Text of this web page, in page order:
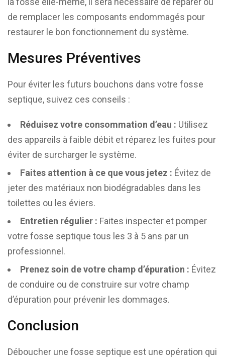
de remplacer les composants endommagés pour
restaurer le bon fonctionnement du système.
Mesures Préventives
Pour éviter les futurs bouchons dans votre fosse
septique, suivez ces conseils :
Réduisez votre consommation d’eau : Utilisez
des appareils à faible débit et réparez les fuites pour
éviter de surcharger le système.
Faites attention à ce que vous jetez : Évitez de
jeter des matériaux non biodégradables dans les
toilettes ou les éviers.
Entretien régulier : Faites inspecter et pomper
votre fosse septique tous les 3 à 5 ans par un
professionnel.
Prenez soin de votre champ d’épuration : Évitez
de conduire ou de construire sur votre champ
d’épuration pour prévenir les dommages.
Conclusion
Déboucher une fosse septique est une opération qui